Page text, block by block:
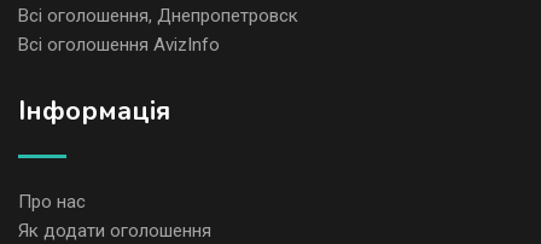
Всі оголошення, Днепропетровск
Всі оголошення AvizInfo
Iнформація
Про нас
Як додати оголошення